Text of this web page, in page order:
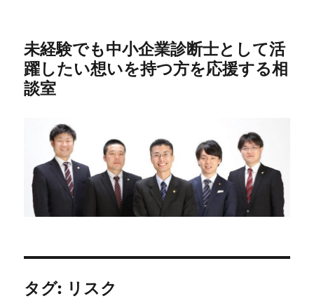
未経験でも中小企業診断士として活
躍したい想いを持つ方を応援する相
談室
タグ: リスク